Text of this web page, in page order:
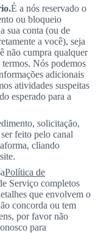
É a nós reservado o
ou bloqueio
sua conta (ou de
a você), seja
não cumpra qualquer
termos. Nós podemos
adicionais
atividades suspeitas
esperado para a
solicitação,
feito pelo canal
cliando
Política de
Serviço completos
que envolvem o
concorda ou tem
por favor não
para